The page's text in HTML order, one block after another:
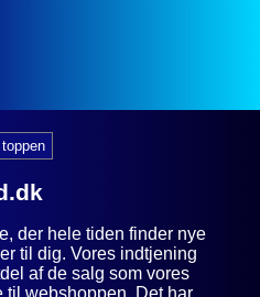
der hele tiden finder nye
til dig. Vores indtjening
af de salg som vores